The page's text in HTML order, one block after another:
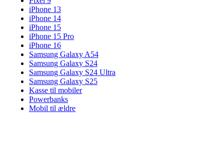
iPhone 13
iPhone 14
iPhone 15
iPhone 15 Pro
iPhone 16
Samsung Galaxy A54
Samsung Galaxy S24
Samsung Galaxy S24 Ultra
Samsung Galaxy S25
Kasse til mobiler
Powerbanks
Mobil til ældre